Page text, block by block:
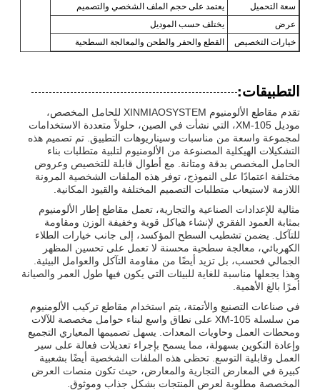
سعة التحميل
يعتمد على حجم الملف الشخصي والتصميم
عرض
يختلف حسب الموديل
خيارات التخصيص
القطع والحفر والطحن والمعالجة السطحية
التطبيقات:
تقدم مقاطع الألومنيوم XINMIAOSYSTEM للحامل المخصص،
موديل XM-105، التي نشأت في الصين، حلولاً متعددة الاستخدامات
لمجموعة واسعة من مناسبات وسيناريوهات التطبيق. تم تصميم هذه
التشكيلات الهيكلية المصنوعة من الألومنيوم لتلبية متطلبات بناء
الحامل المخصص بدقة ومتانة. مع أطوال قابلة للتخصيص وعروض
مختلفة اعتمادًا على النموذج، توفر هذه الملفات الشخصية المرونة
اللازمة لاستيعاب متطلبات التصميم المختلفة والقيود المكانية.
مثالية للإعدادات الصناعية والتجارية، تعمل مقاطع إطار الألومنيوم
بمثابة العمود الفقري لإنشاء هياكل قوية وخفيفة الوزن ومقاومة
للتآكل. يضمن تشطيب السطح المؤكسد، إلى جانب خيارات الطلاء
الكهربائي، معالجة سطحية محسنة لا تعمل على تحسين المظهر
الجمالي فحسب، بل تزيد أيضًا من مقاومة التآكل والعوامل البيئية.
وهذا يجعلها مناسبة للغاية للبيئات التي يكون فيها طول العمر والصيانة
أمرًا بالغ الأهمية.
في صناعات التصنيع والأتمتة، يتم استخدام مقاطع تركيب الألومنيوم
من سلسلة XM-105 على نطاق واسع لبناء حوامل مخصصة للآلات
ومحطات العمل وحاويات المعدات. يسهل تصميمها المعياري التجميع
وإعادة التكوين بسهولة، مما يسمح بإجراء تعديلات فعالة على سير
العمل وقابلية التوسع. تحظى هذه الملفات الشخصية أيضًا بشعبية
كبيرة في المعارض التجارية والمعارض، حيث تكون منصات العرض
المخصصة مطلوبة لعرض المنتجات بشكل جذاب وموثوق.